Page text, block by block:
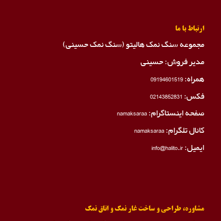
ارتباط با ما
مجموعه سنگ نمک هالیتو (سنگ نمک حسینی)
مدیر فروش: حسینی
همراه:09194601519
فکس:02143852831
صفحه اینستاگرام:namaksaraa
کانال تلگرام:namaksaraa
ایمیل: info@halito.ir
مشاوره، طراحی و ساخت غار نمک و اتاق نمک